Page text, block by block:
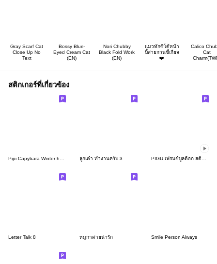
Gray Scarf Cat
Close Up No
Text
Bossy Blue-
Eyed Cream Cat
(EN)
Nori Chubby
Black Fold Work
(EN)
แมวทักซิโด้หน้า
บี้สายกวนขี้เกียจ
❤️
Calico
Cat
สติกเกอร์ที่เกี่ยวข้อง
Pipi Capybara Winter holiday ลูกเต๋า ทำงานครับ 3 PIGU เฟรนช์บูลด็อก สติกเกอร์แอนิเมชัน 22
Letter Talk 8 หมูกาต่ายน่ารัก Smile Person Always